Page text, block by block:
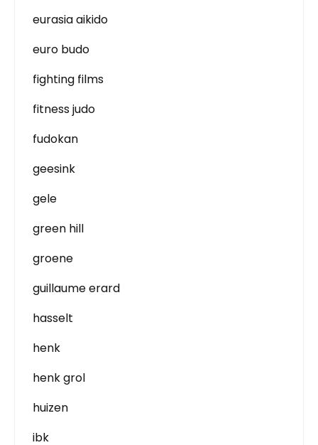
eurasia aikido
euro budo
fighting films
fitness judo
fudokan
geesink
gele
green hill
groene
guillaume erard
hasselt
henk
henk grol
huizen
ibk